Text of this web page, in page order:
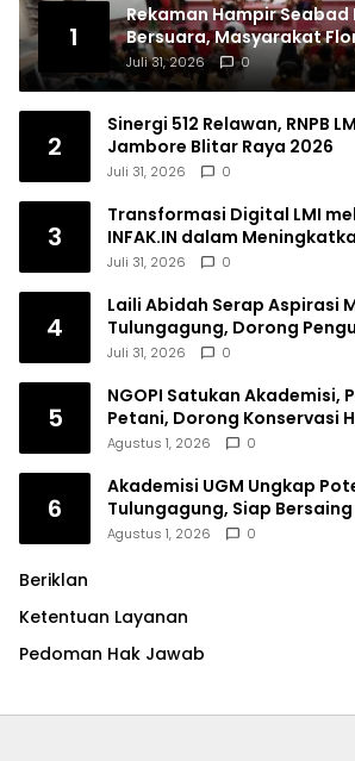
1
Rekaman Hampir Seabad
Bersuara, Masyarakat
Lagi Ingatan Leluhur
Juli 31, 2026 0
2
Sinergi 512 Relawan, RNPB
Jambore Blitar Raya 2026
Juli 31, 2026 0
3
Transformasi Digital LMI
INFAK.IN dalam
Dana Filantropi Islam
Juli 31, 2026 0
4
Laili Abidah Serap Aspirasi
Tulungagung, Dorong
Perempuan
Juli 31, 2026 0
5
NGOPI Satukan Akademisi,
Petani, Dorong Konservasi
Saing Kopi Tulungagung
Agustus 1, 2026 0
6
Akademisi UGM Ungkap
Tulungagung, Siap
hingga Dunia
Agustus 1, 2026 0
Beriklan
Ketentuan Layanan
Pedoman Hak Jawab